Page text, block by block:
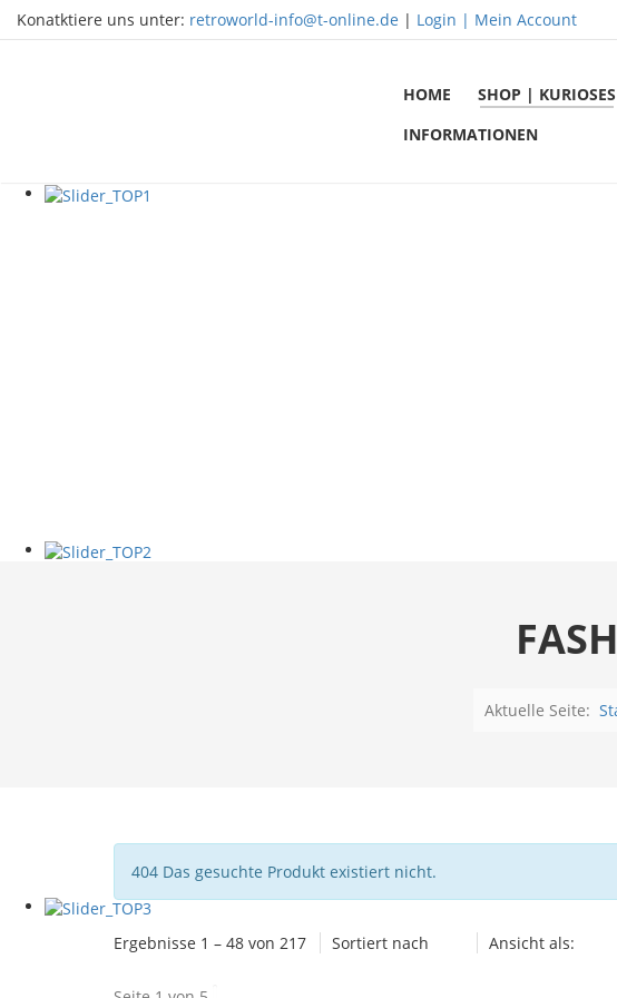
Konatktiere uns unter: retroworld-info@t-online.de | Login | Mein Account
HOME SHOP | KURIOSES
INFORMATIONEN
Aktuelle Seite:
Hinweis
404 Das gesuchte Produkt existiert nicht.
Ergebnisse 1 – 48 von 217 Sortiert nach Ansicht als: